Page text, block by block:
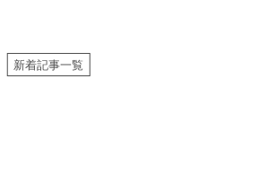
新着記事一覧